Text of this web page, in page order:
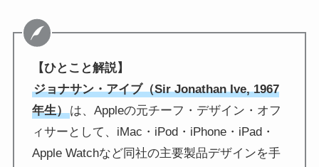
【ひとこと解説】
ジョナサン・アイブ（Sir Jonathan Ive, 1967
年生）は、Appleの元チーフ・デザイン・オフ
ィサーとして、iMac・iPod・iPhone・iPad・
Apple Watchなど同社の主要製品デザインを手